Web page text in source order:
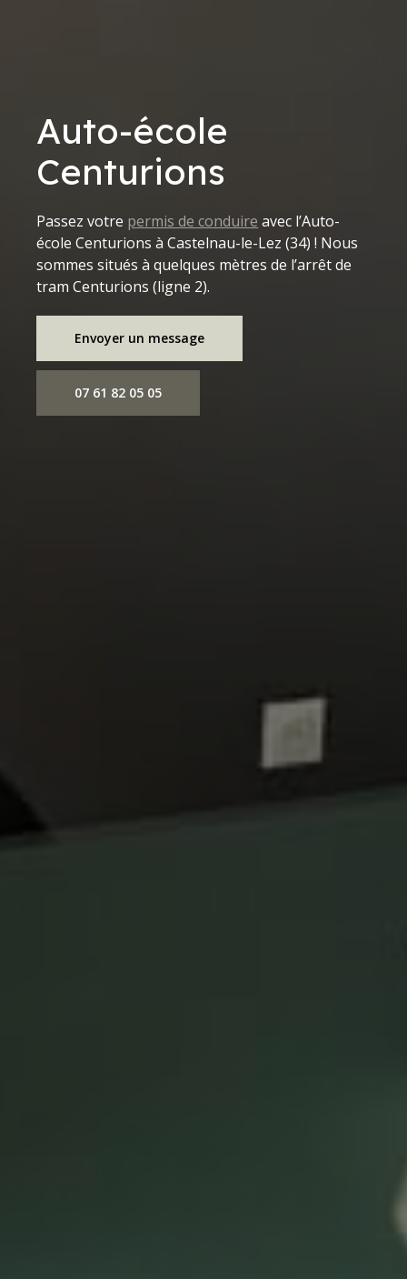
Auto-école
Centurions
Passez votre permis de conduire avec l’Auto-
école Centurions à Castelnau-le-Lez (34) ! Nous
sommes situés à quelques mètres de l’arrêt de
tram Centurions (ligne 2).
Envoyer un message
07 61 82 05 05